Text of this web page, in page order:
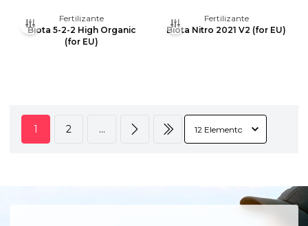
Fertilizante
Biota 5-2-2 High Organic
(for EU)
Fertilizante
Biota Nitro 2021 V2 (for EU)
1 2 ...